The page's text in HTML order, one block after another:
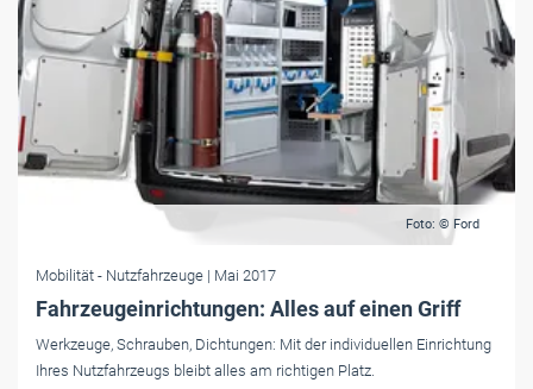
Foto: © Ford
Mobilität - Nutzfahrzeuge | Mai 2017
Fahrzeugeinrichtungen: Alles auf einen Griff
Werkzeuge, Schrauben, Dichtungen: Mit der individuellen Einrichtung
Ihres Nutzfahrzeugs bleibt alles am richtigen Platz.